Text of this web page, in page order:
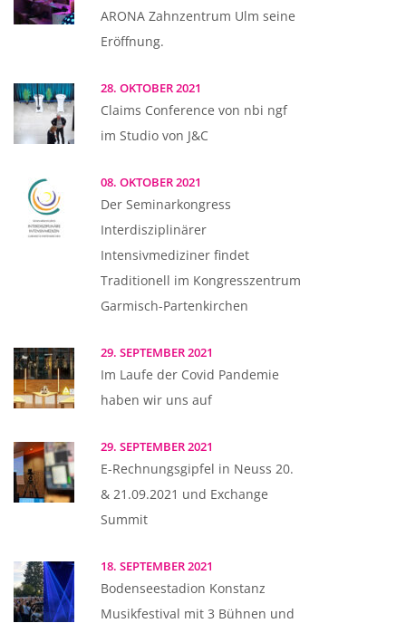
ARONA Zahnzentrum Ulm seine
Eröffnung.
28. OKTOBER 2021
Claims Conference von nbi ngf
im Studio von J&C
08. OKTOBER 2021
Der Seminarkongress
Interdisziplinärer
Intensivmediziner findet
Traditionell im Kongresszentrum
Garmisch-Partenkirchen
29. SEPTEMBER 2021
Im Laufe der Covid Pandemie
haben wir uns auf
29. SEPTEMBER 2021
E-Rechnungsgipfel in Neuss 20.
& 21.09.2021 und Exchange
Summit
18. SEPTEMBER 2021
Bodenseestadion Konstanz
Musikfestival mit 3 Bühnen und